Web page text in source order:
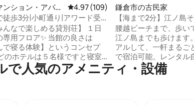
つ星の平均評価
ション・アパー
レビュー109件、5つ星中4.97つ星の
4.97 (109)
徒歩3分|小町通り|アワード受
んなと川の字で寝る想い出」|
のお部屋、広々とした50㎡、5
んなで楽しめる貸別荘】 １日
ロア✨ 当館の良さは
で寝る体験】というコンセプ
れてしまいますが… せっかくの
らみんなで寝る一体感を感じ
鎌倉市の古民家
【海まで2分】江ノ島
ファミリーOK 鎌倉
腰越ビーチまで、歩い
江ノ島までも歩けます
アルして、一軒まるご
で宿泊可能。レンタル
江ノ電・腰越駅より徒
ル湘南江の島駅より徒
で人⁠気⁠のア⁠メ⁠ニ⁠テ⁠ィ⁠・⁠設⁠備